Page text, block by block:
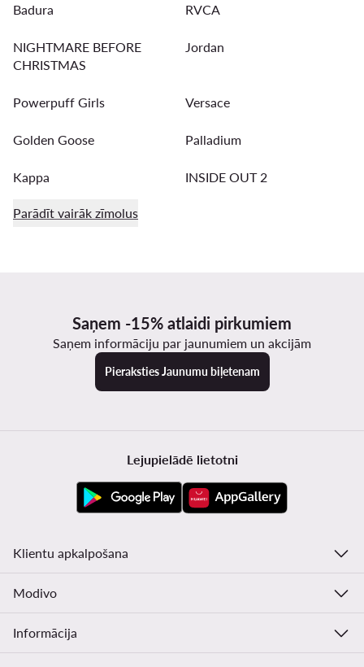
Badura RVCA
NIGHTMARE BEFORE
CHRISTMAS
Jordan
Powerpuff Girls Versace
Golden Goose Palladium
Kappa INSIDE OUT 2
Parādīt vairāk zīmolus
Saņem -15% atlaidi pirkumiem
Saņem informāciju par jaunumiem un akcijām
Pieraksties Jaunumu biļetenam
Lejupielādē lietotni
Klientu apkalpošana
Modivo
Informācija